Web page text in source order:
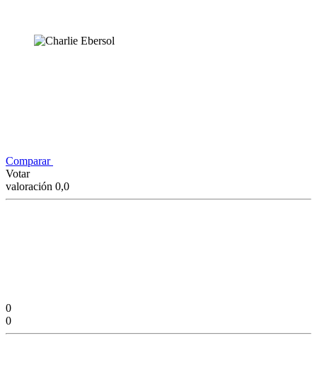
Comparar
Votar
valoración 0,0
0
0